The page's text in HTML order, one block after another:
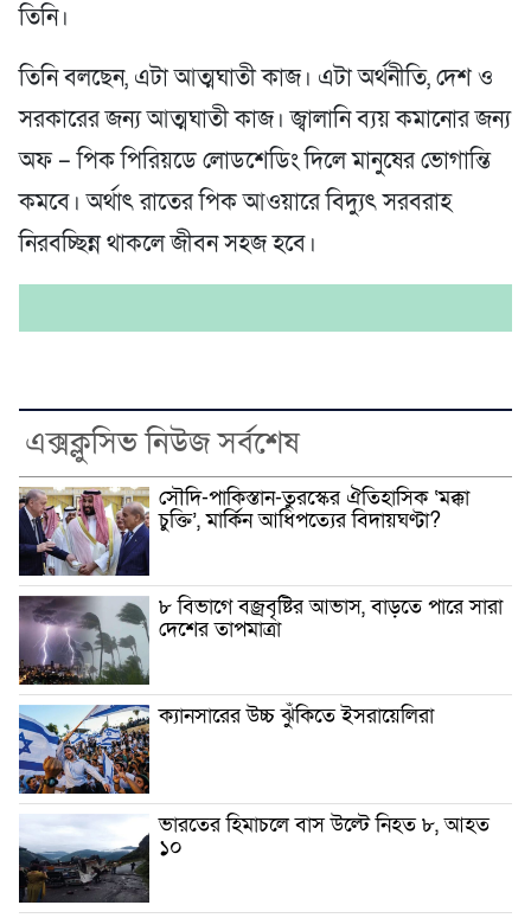
তিনি।
তিনি বলছেন, এটা আত্মঘাতী কাজ। এটা অর্থনীতি, দেশ ও
সরকারের জন্য আত্মঘাতী কাজ। জ্বালানি ব্যয় কমানোর জন্য
অফ – পিক পিরিয়ডে লোডশেডিং দিলে মানুষের ভোগান্তি
কমবে। অর্থাৎ রাতের পিক আওয়ারে বিদ্যুৎ সরবরাহ
নিরবচ্ছিন্ন থাকলে জীবন সহজ হবে।
এক্সক্লুসিভ নিউজ সর্বশেষ
সৌদি-পাকিস্তান-তুরস্কের ঐতিহাসিক ‘মক্কা
চুক্তি’, মার্কিন আধিপত্যের বিদায়ঘণ্টা?
৮ বিভাগে বজ্রবৃষ্টির আভাস, বাড়তে পারে সারা
দেশের তাপমাত্রা
ক্যানসারের উচ্চ ঝুঁকিতে ইসরায়েলিরা
ভারতের হিমাচলে বাস উল্টে নিহত ৮, আহত
১০